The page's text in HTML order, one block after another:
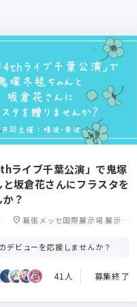
ライブ千葉公演」で鬼塚
坂倉花さんにフラスタを
？
location_on 幕張メッセ国際展示場 展示ホ
デビューを応援しませんか？
41人 募集終了